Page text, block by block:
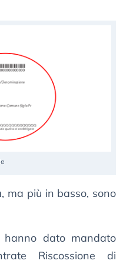
ma più in basso, sono
hanno dato mandato
Riscossione di